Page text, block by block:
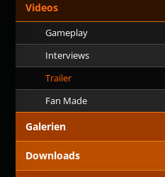
Videos
Gameplay
Interviews
Trailer
Fan Made
Galerien
Downloads